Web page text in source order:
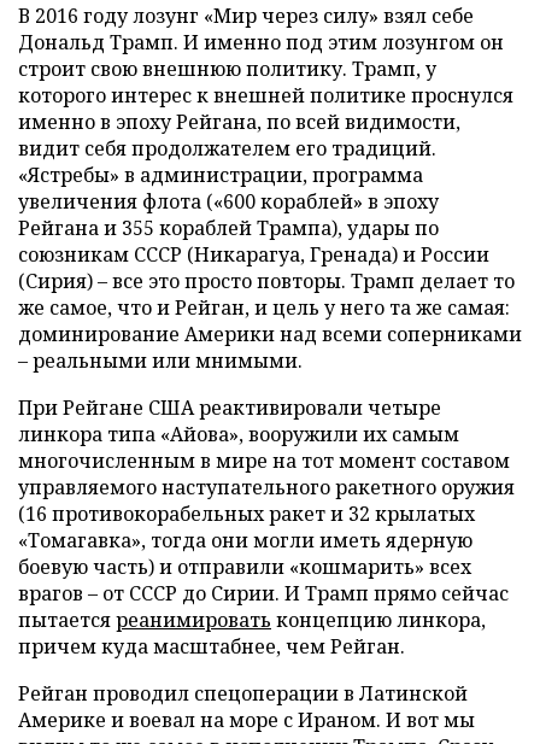
В 2016 году лозунг «Мир через силу» взял себе
Дональд Трамп. И именно под этим лозунгом он
строит свою внешнюю политику. Трамп, у
которого интерес к внешней политике проснулся
именно в эпоху Рейгана, по всей видимости,
видит себя продолжателем его традиций.
«Ястребы» в администрации, программа
увеличения флота («600 кораблей» в эпоху
Рейгана и 355 кораблей Трампа), удары по
союзникам СССР (Никарагуа, Гренада) и России
(Сирия) – все это просто повторы. Трамп делает то
же самое, что и Рейган, и цель у него та же самая:
доминирование Америки над всеми соперниками
– реальными или мнимыми.
При Рейгане США реактивировали четыре
линкора типа «Айова», вооружили их самым
многочисленным в мире на тот момент составом
управляемого наступательного ракетного оружия
(16 противокорабельных ракет и 32 крылатых
«Томагавка», тогда они могли иметь ядерную
боевую часть) и отправили «кошмарить» всех
врагов – от СССР до Сирии. И Трамп прямо сейчас
пытаетсяреанимировать концепцию линкора,
причем куда масштабнее, чем Рейган.
Рейган проводил спецоперации в Латинской
Америке и воевал на море с Ираном. И вот мы